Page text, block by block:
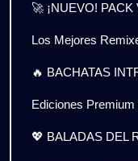
🚀 ¡NUEVO! PACK
Los Mejores
🔥 BACHATAS
Ediciones
💖 BALADAS DEL